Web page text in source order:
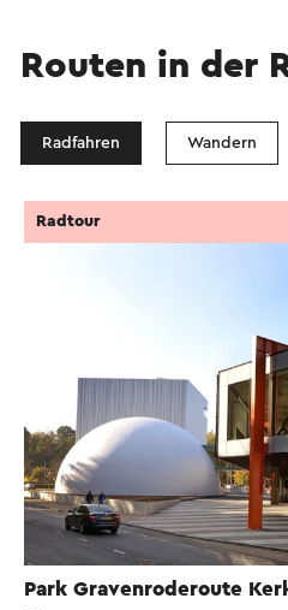
Routen in der
Radfahren Wandern
Park Gravenroderoute
Radtour